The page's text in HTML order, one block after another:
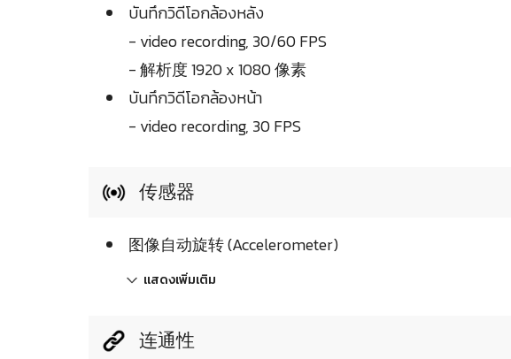
บันทึกวิดีโอกล้องหลัง
- video recording, 30/60 FPS
- 解析度 1920 x 1080 像素
บันทึกวิดีโอกล้องหน้า
- video recording, 30 FPS
传感器
图像自动旋转 (Accelerometer)
แสดงเพิ่มเติม
连通性